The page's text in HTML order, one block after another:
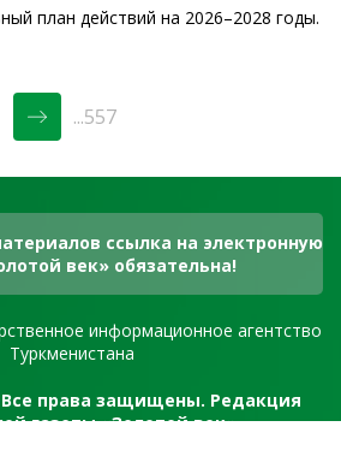
план действий на 2026–2028 годы.
...557
ссылка на электронную
век» обязательна!
информационное агентство
Туркменистана
Все права защищены. Редакция
газеты «Золотой век»